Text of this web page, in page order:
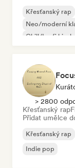
Křesťanský rap
Neo/moderní
Chill/Lo-fi hip-
> 2800
Křesťanský rap
Přidat umělce
Křesťanský rap
Indie pop